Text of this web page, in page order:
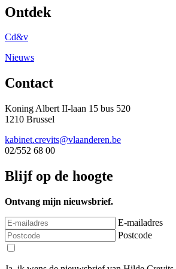
Ontdek
Cd&v
Nieuws
Contact
Koning Albert II-laan 15 bus 520
1210 Brussel
kabinet.crevits@vlaanderen.be
02/552 68 00
Blijf op de hoogte
Ontvang mijn nieuwsbrief.
E-mailadres
Postcode